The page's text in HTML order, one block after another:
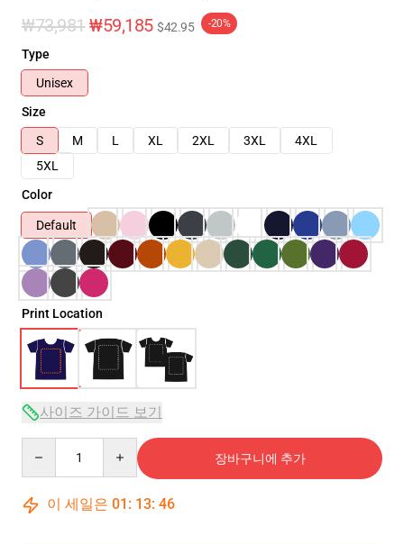
₩73,981 ₩59,185 $42.95 -20%
Type
Unisex
Size
S
M L XL 2XL 3XL
4XL
5XL
Color
Default
Print Location
사이즈 가이드 보기
장바구니에 추가
이 세일은 01 : 13: 46